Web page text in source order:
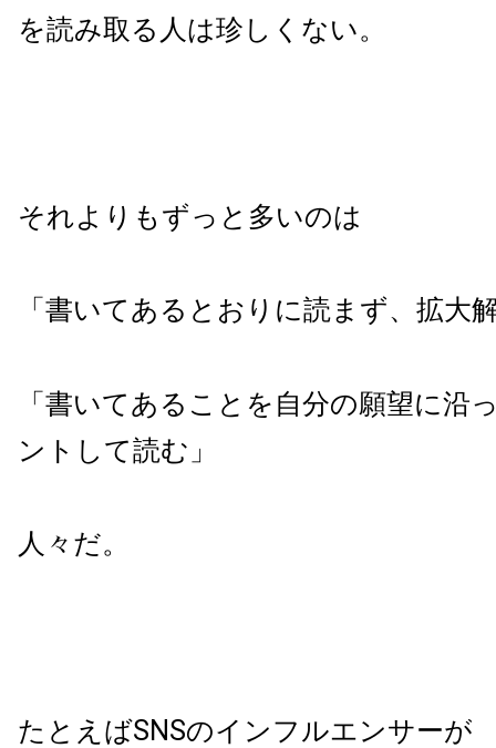
を読み取る人は珍しくない。
それよりもずっと多いのは
「書いてあるとおりに読まず、拡大
「書いてあることを自分の願望に沿
ントして読む」
人々だ。
たとえばSNSのインフルエンサーが